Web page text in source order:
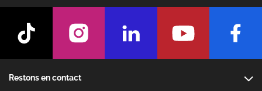
Restons en contact